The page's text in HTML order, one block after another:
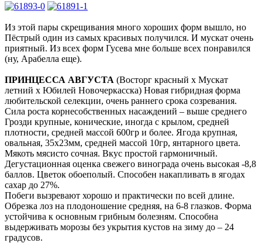
Из этой пары скрещивания много хороших форм вышло, но
Пёстрый один из самых красивых получился. И мускат очень
приятный. Из всех форм Гусева мне больше всех понравился
(ну, Арабелла еще).
ПРИНЦЕССА АВГУСТА (Восторг красный х Мускат
летний х Юбилей Новочеркасска) Новая гибридная форма
любительской селекции, очень раннего срока созревания.
Сила роста корнесобственных насаждений – выше среднего
Грозди крупные, конические, иногда с крылом, средней
плотности, средней массой 600гр и более. Ягода крупная,
овальная, 35х23мм, средней массой 10гр, янтарного цвета.
Мякоть мясисто сочная. Вкус простой гармоничный.
Дегустационная оценка свежего винограда очень высокая -8,8
баллов. Цветок обоеполый. Способен накапливать в ягодах
сахар до 27%.
Побеги вызревают хорошо и практически по всей длине.
Обрезка лоз на плодоношение средняя, на 6-8 глазков. Форма
устойчива к основным грибным болезням. Способна
выдерживать морозы без укрытия кустов на зиму до – 24
градусов.